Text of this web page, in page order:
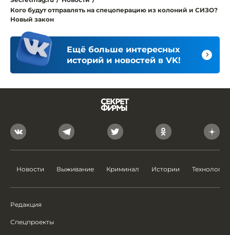
Кого будут отправлять на спецоперацию из колоний и СИЗО?
Новый закон
Ещё больше интересных
историй и новостей в VK!
Новости Выживание Криминал Истории Технологии
Редакция
Спецпроекты